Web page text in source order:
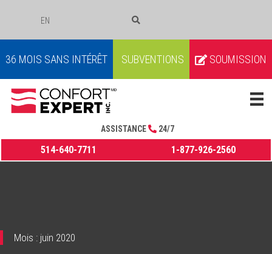
EN
36 MOIS SANS INTÉRÊT SUBVENTIONS SOUMISSION
ASSISTANCE 24/7
514-640-7711 1-877-926-2560
Mois : juin 2020